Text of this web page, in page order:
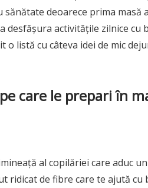
deoarece prima
activitățile zilnice cu
o listă cu câteva idei de mic
care le prepari în
al copilăriei care aduc
ridicat de fibre care te ajută